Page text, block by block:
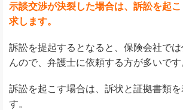
示談交渉が決裂した場合は、訴訟を起
求します。
訴訟を提起するとなると、保険会社で
んので、弁護士に依頼する方が多いです
訴訟を起こす場合は、訴状と証拠書類を
す。